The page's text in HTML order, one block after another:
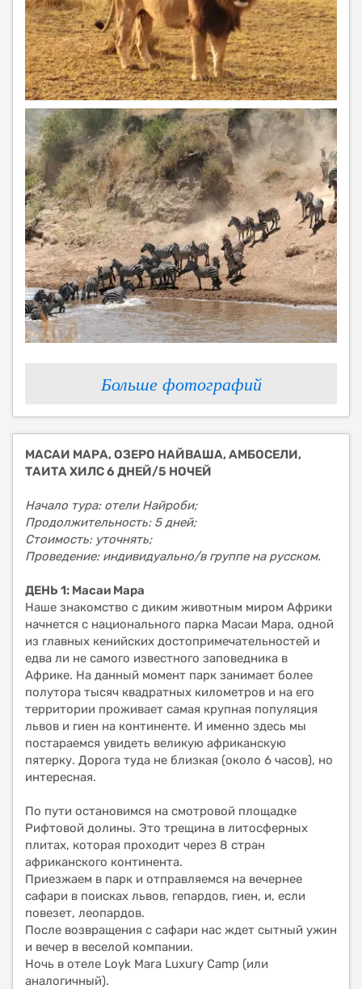
Больше фотографий
МАСАИ МАРА, ОЗЕРО НАЙВАША, АМБОСЕЛИ,
ТАИТА ХИЛС 6 ДНЕЙ/5 НОЧЕЙ
Начало тура: отели Найроби;
Продолжительность: 5 дней;
Стоимость: уточнять;
Проведение: индивидуально/в группе на русском.
ДЕНЬ 1: Масаи Мара
Наше знакомство с диким животным миром Африки
начнется с национального парка Масаи Мара, одной
из главных кенийских достопримечательностей и
едва ли не самого известного заповедника в
Африке. На данный момент парк занимает более
полутора тысяч квадратных километров и на его
территории проживает самая крупная популяция
львов и гиен на континенте. И именно здесь мы
постараемся увидеть великую африканскую
пятерку. Дорога туда не близкая (около 6 часов), но
интересная.
По пути остановимся на смотровой площадке
Рифтовой долины. Это трещина в литосферных
плитах, которая проходит через 8 стран
африканского континента.
Приезжаем в парк и отправляемся на вечернее
сафари в поисках львов, гепардов, гиен, и, если
повезет, леопардов.
После возвращения с сафари нас ждет сытный ужин
и вечер в веселой компании.
Ночь в отеле Loyk Mara Luxury Camp (или
аналогичный).